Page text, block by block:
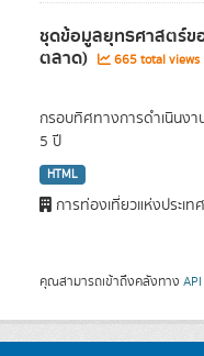
ชุดข้อมูลยุทธศาสตร์ข
ตลาด) 665 total views
กรอบทิศทางการดำเนินงา
5 ปี
HTML
การท่องเที่ยวแห่งประเท
คุณสามารถเข้าถึงคลังทาง API